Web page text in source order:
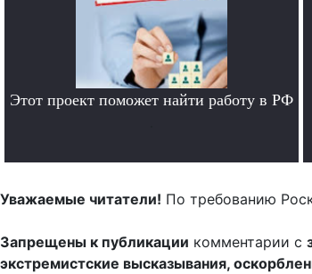
Этот проект поможет найти работу в РФ
Уважаемые читатели! По требованию
Запрещены к публикации комментарии с
экстремистские высказывания,